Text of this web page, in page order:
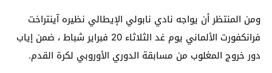
ومن المنتظر أن يواجه نادي نابولي الإيطالي نظيره آينتراخت
فرانكفورت الألماني يوم غد الثلاثاء 20 فبراير شباط ، ضمن إياب
دور خروج المغلوب من مسابقة الدوري الأوروبي لكرة القدم.